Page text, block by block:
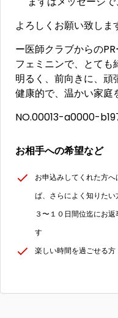
よろしくお願い致しま
ー医師クラブからのPR
フェミニンで、とても
明るく、前向きに、頑
健康的で、温かい家庭
NO.00013-a0000-
お相手への希望など
お申込みしてくれた方
ば、さらによく知りたい
３〜１０日間位迄にお返
す
楽しい時間を過ごせる方